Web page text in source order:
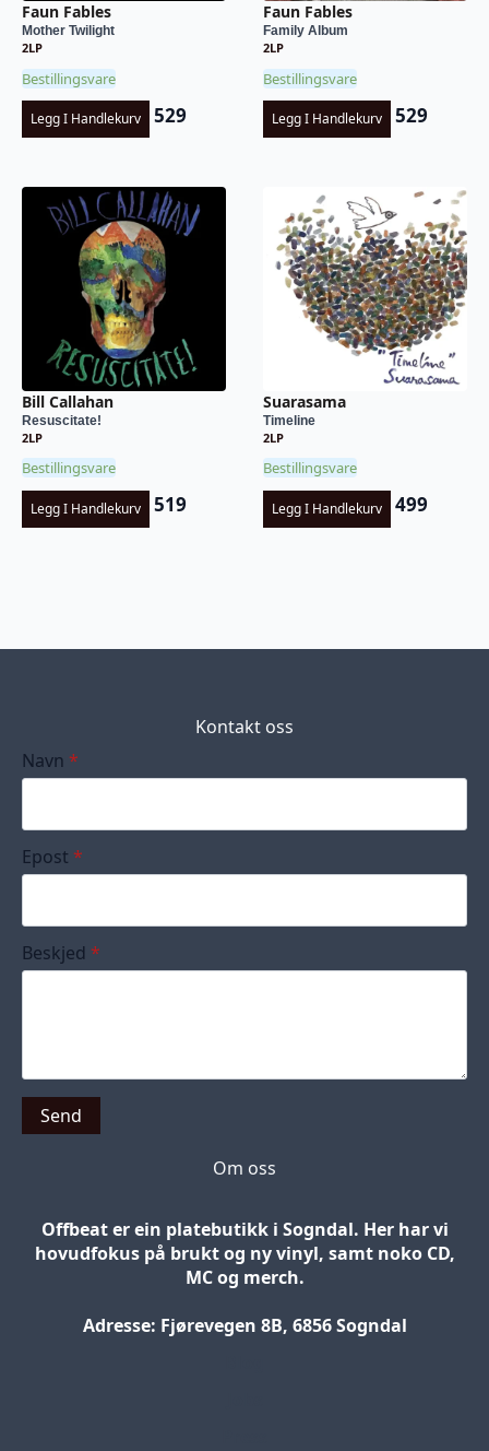
Faun Fables
Mother Twilight
2LP
Bestillingsvare
Legg I Handlekurv 529
Faun Fables
Family Album
2LP
Bestillingsvare
Legg I Handlekurv 529
Bill Callahan
Resuscitate!
2LP
Bestillingsvare
Legg I Handlekurv 519
Suarasama
Timeline
2LP
Bestillingsvare
Legg I Handlekurv 499
Kontakt oss
Navn *
Epost *
Beskjed *
Send
Om oss
Offbeat er ein platebutikk i Sogndal. Her har vi
hovudfokus på brukt og ny vinyl, samt noko CD,
MC og merch.
Adresse: Fjørevegen 8B, 6856 Sogndal